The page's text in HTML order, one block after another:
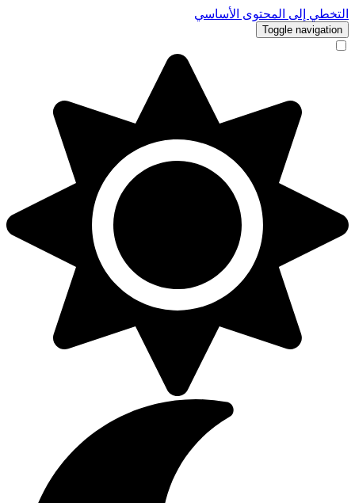
التخطي إلى المحتوى الأساسي
Toggle navigation